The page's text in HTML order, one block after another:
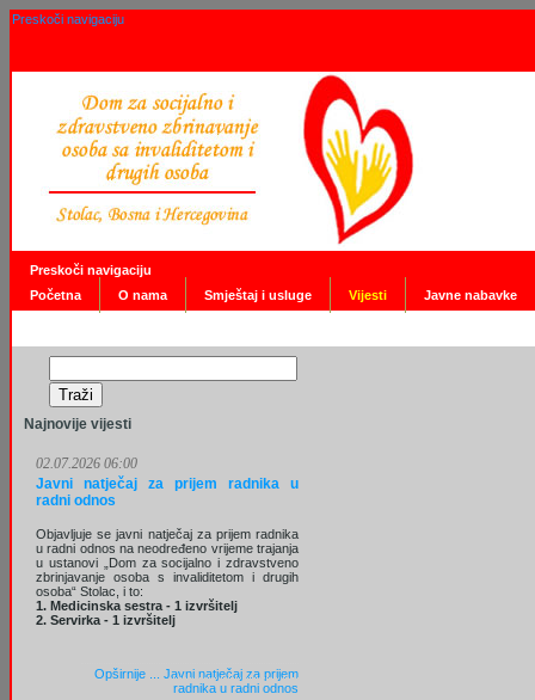
Preskoči navigaciju
Preskoči navigaciju
Početna
O nama Smještaj i usluge Vijesti Javne nabavke
Najnovije vijesti
02.07.2026 06:00
Javni natječaj za prijem radnika u
radni odnos
Objavljuje se javni natječaj za prijem radnika
u radni odnos na neodređeno vrijeme trajanja
u ustanovi „Dom za socijalno i zdravstveno
zbrinjavanje osoba s invaliditetom i drugih
osoba“ Stolac, i to:
1. Medicinska sestra - 1 izvršitelj
2. Servirka - 1 izvršitelj
Opširnije ... Javni natječaj za prijem
radnika u radni odnos